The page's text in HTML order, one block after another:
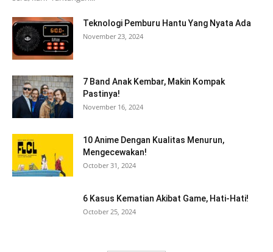
Teknologi Pemburu Hantu Yang Nyata Ada
November 23, 2024
7 Band Anak Kembar, Makin Kompak
Pastinya!
November 16, 2024
10 Anime Dengan Kualitas Menurun,
Mengecewakan!
October 31, 2024
6 Kasus Kematian Akibat Game, Hati-Hati!
October 25, 2024